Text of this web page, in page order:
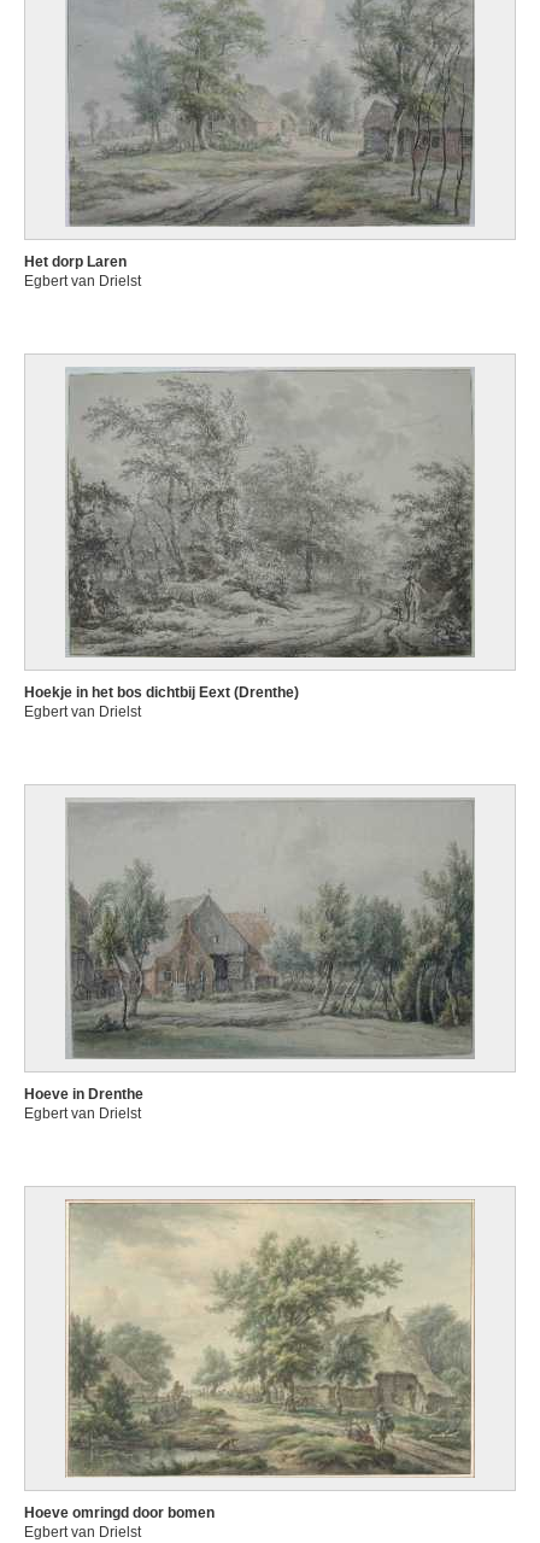
Het dorp Laren
Egbert van Drielst
Hoekje in het bos dichtbij Eext (Drenthe)
Egbert van Drielst
Hoeve in Drenthe
Egbert van Drielst
Hoeve omringd door bomen
Egbert van Drielst